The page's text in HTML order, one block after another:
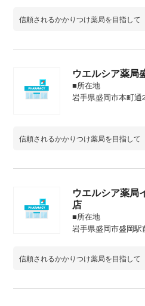
信頼されるかかりつけ薬局を目指して
ウエルシア薬局
■所在地
岩手県盛岡市本町通
信頼されるかかりつけ薬局を目指して
ウエルシア薬局
店
■所在地
岩手県盛岡市盛岡駅
信頼されるかかりつけ薬局を目指して